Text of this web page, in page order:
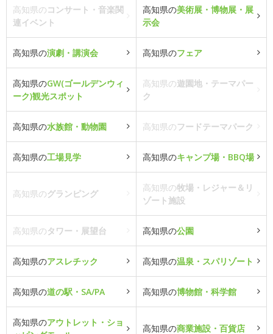
高知県のコンサート・音楽関
連イベント
高知県の美術展・博物展・展
示会
高知県の演劇・講演会 高知県のフェア
高知県のGW(ゴールデンウィ
ーク)観光スポット
高知県の遊園地・テーマパー
ク
高知県の水族館・動物園 高知県のフードテーマパーク
高知県の工場見学 高知県のキャンプ場・BBQ場
高知県のグランピング
高知県の牧場・レジャー＆リ
ゾート施設
高知県のタワー・展望台 高知県の公園
高知県のアスレチック 高知県の温泉・スパリゾート
高知県の道の駅・SA/PA 高知県の博物館・科学館
高知県のアウトレット・ショ
高知県の商業施設・百貨店